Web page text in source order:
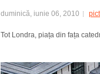
duminică, iunie 06, 2010
Tot Londra, piața din fața